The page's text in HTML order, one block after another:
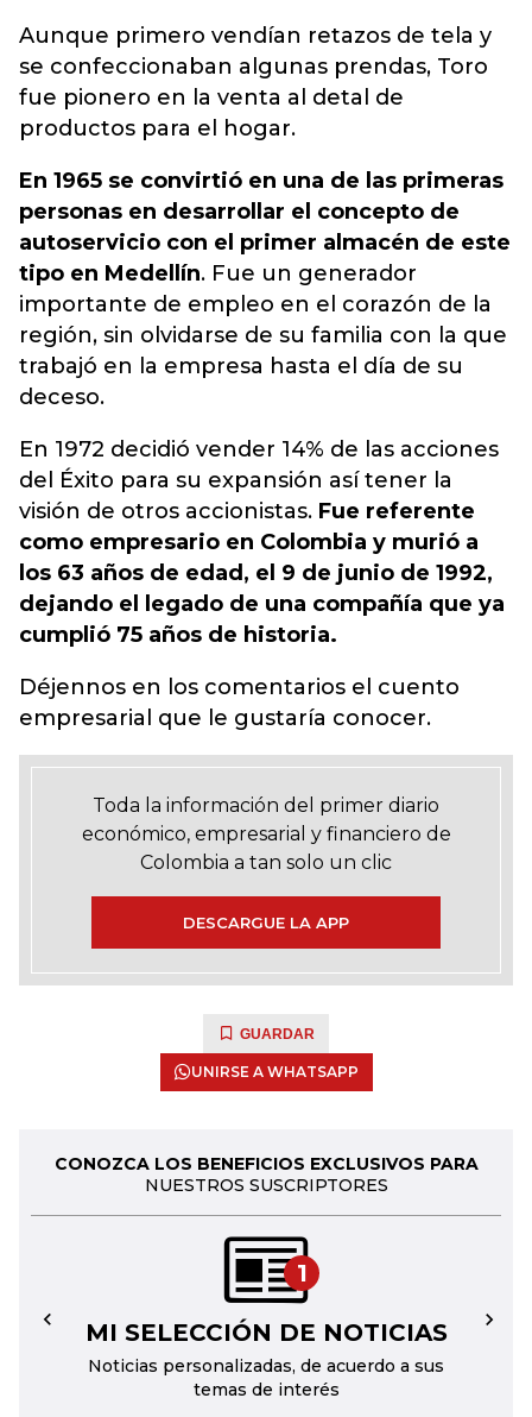
Aunque primero vendían retazos de tela y
se confeccionaban algunas prendas, Toro
fue pionero en la venta al detal de
productos para el hogar.
En 1965 se convirtió en una de las primeras
personas en desarrollar el concepto de
autoservicio con el primer almacén de este
tipo en Medellín. Fue un generador
importante de empleo en el corazón de la
región, sin olvidarse de su familia con la que
trabajó en la empresa hasta el día de su
deceso.
En 1972 decidió vender 14% de las acciones
del Éxito para su expansión así tener la
visión de otros accionistas. Fue referente
como empresario en Colombia y murió a
los 63 años de edad, el 9 de junio de 1992,
dejando el legado de una compañía que ya
cumplió 75 años de historia.
Déjennos en los comentarios el cuento
empresarial que le gustaría conocer.
Toda la información del primer diario
económico, empresarial y financiero de
Colombia a tan solo un clic
DESCARGUE LA APP
GUARDAR
UNIRSE A WHATSAPP
CONOZCA LOS BENEFICIOS EXCLUSIVOS PARA
NUESTROS SUSCRIPTORES
1
MI SELECCIÓN DE NOTICIAS
Noticias personalizadas, de acuerdo a sus
temas de interés
← →